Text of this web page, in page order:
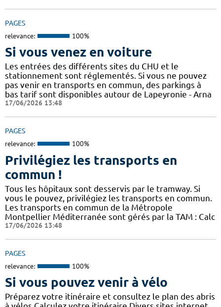
PAGES
relevance: 100%
Si vous venez en voiture
Les entrées des différents sites du CHU et le
stationnement sont réglementés. Si vous ne pouvez
pas venir en transports en commun, des parkings à
bas tarif sont disponibles autour de Lapeyronie - Arna
17/06/2026 13:48
PAGES
relevance: 100%
Privilégiez les transports en
commun !
Tous les hôpitaux sont desservis par le tramway. Si
vous le pouvez, privilégiez les transports en commun.
Les transports en commun de la Métropole
Montpellier Méditerranée sont gérés par la TAM : Calc
17/06/2026 13:48
PAGES
relevance: 100%
Si vous pouvez venir à vélo
Préparez votre itinéraire et consultez le plan des abris